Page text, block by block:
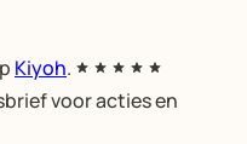
Kiyoh.
voor acties en